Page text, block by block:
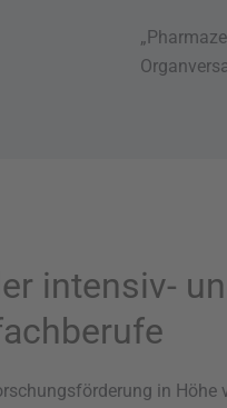
„
intensiv-
in Höhe